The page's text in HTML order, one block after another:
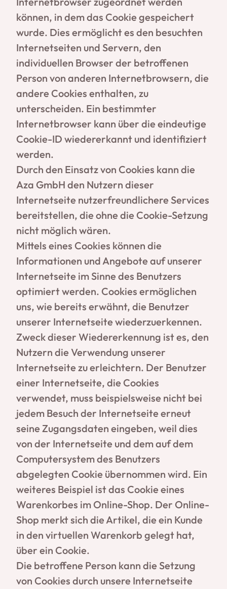
können, in dem das Cookie gespeichert
wurde. Dies ermöglicht es den besuchten
Internetseiten und Servern, den
individuellen Browser der betroffenen
Person von anderen Internetbrowsern, die
andere Cookies enthalten, zu
unterscheiden. Ein bestimmter
Internetbrowser kann über die eindeutige
Cookie-ID wiedererkannt und identifiziert
werden.
Durch den Einsatz von Cookies kann die
Aza GmbH den Nutzern dieser
Internetseite nutzerfreundlichere Services
bereitstellen, die ohne die Cookie-Setzung
nicht möglich wären.
Mittels eines Cookies können die
Informationen und Angebote auf unserer
Internetseite im Sinne des Benutzers
optimiert werden. Cookies ermöglichen
uns, wie bereits erwähnt, die Benutzer
unserer Internetseite wiederzuerkennen.
Zweck dieser Wiedererkennung ist es, den
Nutzern die Verwendung unserer
Internetseite zu erleichtern. Der Benutzer
einer Internetseite, die Cookies
verwendet, muss beispielsweise nicht bei
jedem Besuch der Internetseite erneut
seine Zugangsdaten eingeben, weil dies
von der Internetseite und dem auf dem
Computersystem des Benutzers
abgelegten Cookie übernommen wird. Ein
weiteres Beispiel ist das Cookie eines
Warenkorbes im Online-Shop. Der Online-
Shop merkt sich die Artikel, die ein Kunde
in den virtuellen Warenkorb gelegt hat,
über ein Cookie.
Die betroffene Person kann die Setzung
von Cookies durch unsere Internetseite